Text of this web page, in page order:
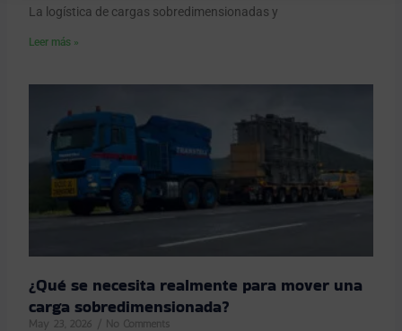
La logística de cargas sobredimensionadas y
Leer más »
¿Qué se necesita realmente para mover una
carga sobredimensionada?
May 23, 2026 No Comments